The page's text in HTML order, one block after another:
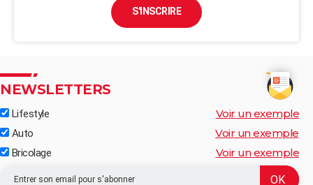
S'INSCRIRE
NEWSLETTERS
Lifestyle Voir un exemple
Auto Voir un exemple
Bricolage Voir un exemple